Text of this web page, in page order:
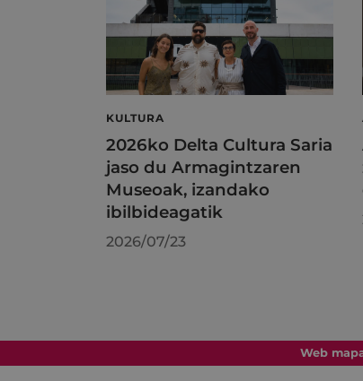
KULTURA
2026ko Delta Cultura Saria
jaso du Armagintzaren
Museoak, izandako
ibilbideagatik
2026/07/23
Web